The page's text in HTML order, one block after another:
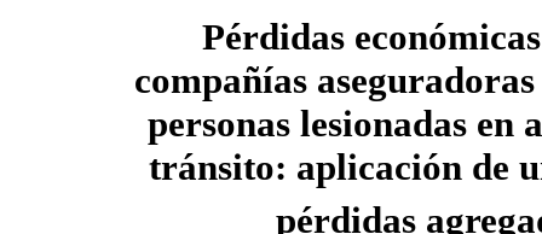
Pérdidas
compañías
personas lesionadas en
tránsito: aplicación de
pérdidas